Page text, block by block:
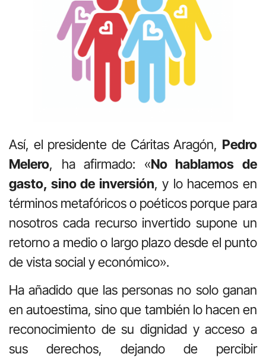
Así, el presidente de Cáritas Aragón, Pedro
Melero, ha afirmado: «No hablamos de
gasto, sino de inversión, y lo hacemos en
términos metafóricos o poéticos porque para
nosotros cada recurso invertido supone un
retorno a medio o largo plazo desde el punto
de vista social y económico».
Ha añadido que las personas no solo ganan
en autoestima, sino que también lo hacen en
reconocimiento de su dignidad y acceso a
sus derechos, dejando de percibir